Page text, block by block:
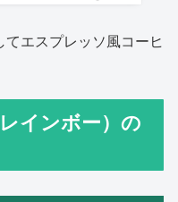
エスプレッソ風コーヒ
インボー）の